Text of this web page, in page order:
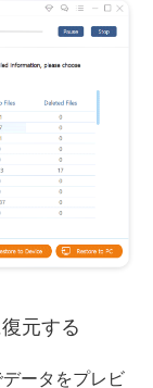
元する
ータをプレビ